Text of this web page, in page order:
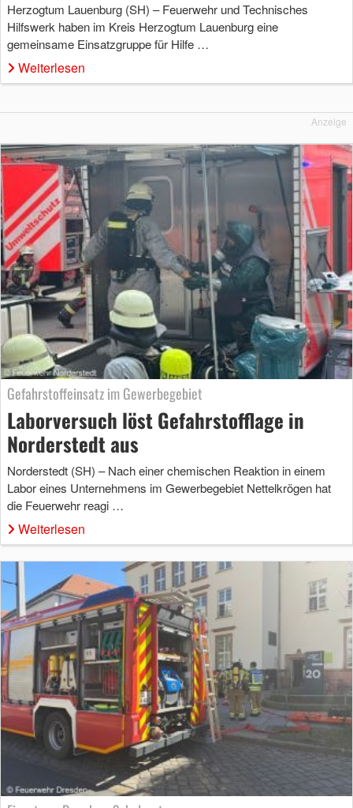
Herzogtum Lauenburg (SH) – Feuerwehr und Technisches
Hilfswerk haben im Kreis Herzogtum Lauenburg eine
gemeinsame Einsatzgruppe für Hilfe …
Weiterlesen
Anzeige
Gefahrstoffeinsatz im Gewerbegebiet
Laborversuch löst Gefahrstofflage in
Norderstedt aus
Norderstedt (SH) – Nach einer chemischen Reaktion in einem
Labor eines Unternehmens im Gewerbegebiet Nettelkrögen hat
die Feuerwehr reagi …
Weiterlesen